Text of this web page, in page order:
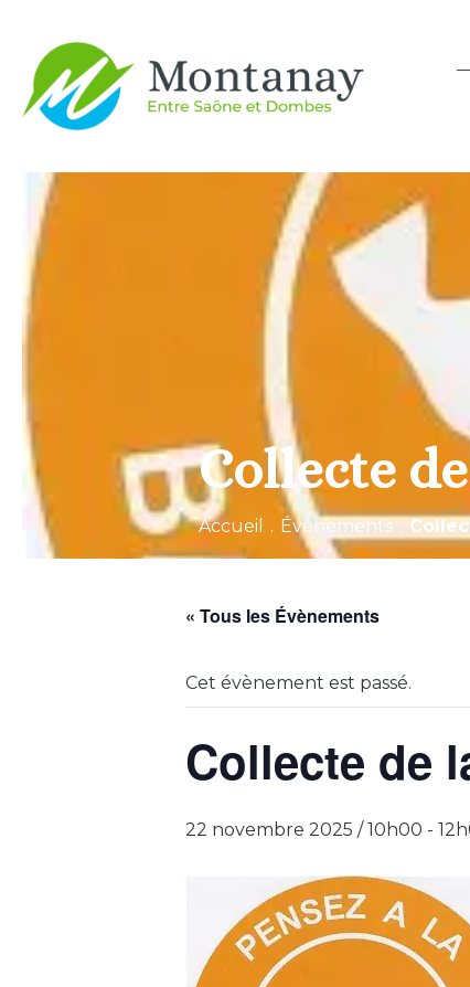
Collecte
Accueil . Évènements .
« Tous les Évènements
Cet évènement est passé.
Collecte de
22 novembre 2025 / 10h00 -